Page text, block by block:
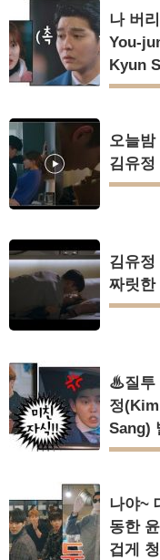
나 버
You-
Kyun
오늘밤
김유정
김유정
짜릿
♨질투
정
Sang)
나야~
동한
겁게